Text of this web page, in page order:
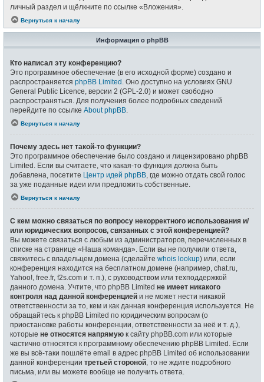
личный раздел и щёлкните по ссылке «Вложения».
Вернуться к началу
Информация о phpBB
Кто написал эту конференцию?
Это программное обеспечение (в его исходной форме) создано и
распространяется phpBB Limited . Оно доступно на условиях GNU
General Public Licence, версии 2 (GPL-2.0) и может свободно
распространяться. Для получения более подробных сведений
перейдите по ссылке About phpBB
Вернуться к началу
Почему здесь нет такой-то функции?
Это программное обеспечение было создано и лицензировано phpBB
Limited. Если вы считаете, что какая-то функция должна быть
добавлена, посетите Центр идей phpBB , где можно отдать свой голос
за уже поданные идеи или предложить собственные.
Вернуться к началу
С кем можно связаться по вопросу некорректного использования и/
или юридических вопросов, связанных с этой конференцией?
Вы можете связаться с любым из администраторов, перечисленных в
списке на странице «Наша команда». Если вы не получили ответа,
свяжитесь с владельцем домена (сделайте whois lookup) или, если
конференция находится на бесплатном домене (например, chat.ru,
Yahoo!, free.fr, f2s.com и т. п.), с руководством или техподдержкой
данного домена. Учтите, что phpBB Limited не имеет никакого
контроля над данной конференцией и не может нести никакой
ответственности за то, кем и как данная конференция используется. Не
обращайтесь к phpBB Limited по юридическим вопросам (о
приостановке работы конференции, ответственности за неё и т. д.),
которые не относятся напрямую к сайту phpBB.com или которые
частично относятся к программному обеспечению phpBB Limited. Если
же вы всё-таки пошлёте email в адрес phpBB Limited об использовании
данной конференции третьей стороной , то не ждите подробного
письма, или вы можете вообще не получить ответа.